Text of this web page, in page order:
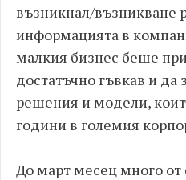
възникнал/възникване
информацията в
малкия бизнес беше
достатъчно гъвкав и да
решения и модели,
години в големия
До март месец много от